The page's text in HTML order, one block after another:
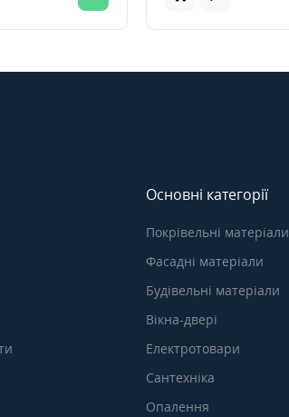
Основні категорії
Покрівельні матеріали
Фасадні матеріали
Будівельні матеріали
Вікна-двері
Електротовари
Сантехніка
Опалення